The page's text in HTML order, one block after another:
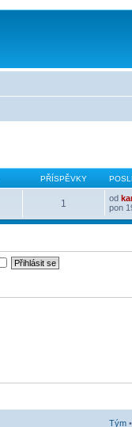
PŘÍSPĚVKY
1 od
pon
Tým •